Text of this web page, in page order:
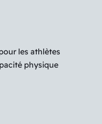
les athlètes
physique